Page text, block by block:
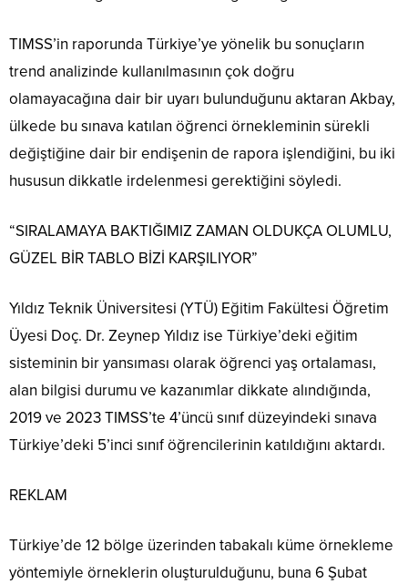
TIMSS’in raporunda Türkiye’ye yönelik bu sonuçların
trend analizinde kullanılmasının çok doğru
olamayacağına dair bir uyarı bulunduğunu aktaran Akbay,
ülkede bu sınava katılan öğrenci örnekleminin sürekli
değiştiğine dair bir endişenin de rapora işlendiğini, bu iki
hususun dikkatle irdelenmesi gerektiğini söyledi.
“SIRALAMAYA BAKTIĞIMIZ ZAMAN OLDUKÇA OLUMLU,
GÜZEL BİR TABLO BİZİ KARŞILIYOR”
Yıldız Teknik Üniversitesi (YTÜ) Eğitim Fakültesi Öğretim
Üyesi Doç. Dr. Zeynep Yıldız ise Türkiye’deki eğitim
sisteminin bir yansıması olarak öğrenci yaş ortalaması,
alan bilgisi durumu ve kazanımlar dikkate alındığında,
2019 ve 2023 TIMSS’te 4’üncü sınıf düzeyindeki sınava
Türkiye’deki 5’inci sınıf öğrencilerinin katıldığını aktardı.
REKLAM
Türkiye’de 12 bölge üzerinden tabakalı küme örnekleme
yöntemiyle örneklerin oluşturulduğunu, buna 6 Şubat